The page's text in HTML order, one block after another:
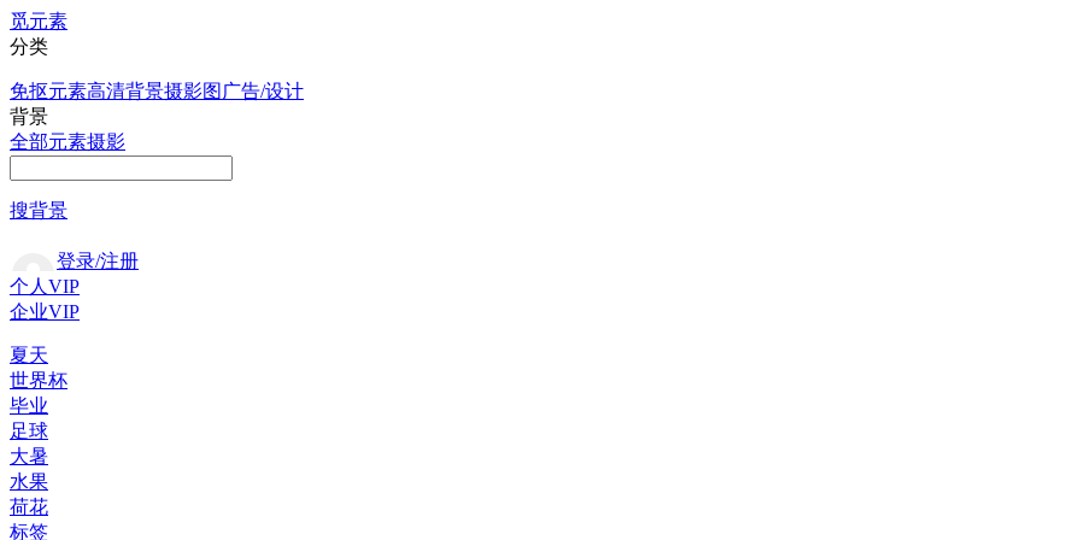
觅元素
分类
免抠元素高清背景摄影图 广告/设计
背景
全部元素摄影
搜背景
登录/注册
个人VIP
企业VIP
夏天
世界杯
毕业
足球
大暑
水果
荷花
标签